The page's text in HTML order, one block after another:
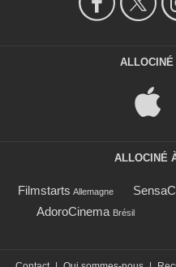
ALLOCINÉ
Filmstarts Allemagne
AdoroCinema Brésil